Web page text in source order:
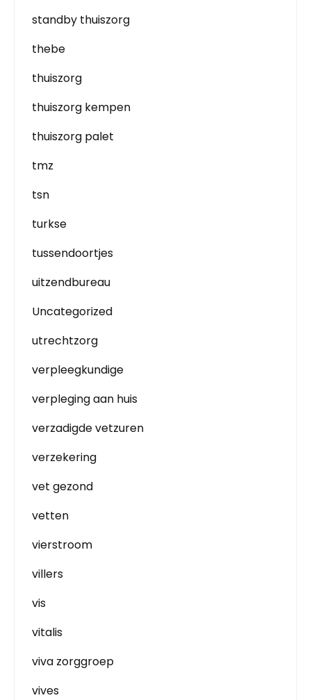
standby thuiszorg
thebe
thuiszorg
thuiszorg kempen
thuiszorg palet
tmz
tsn
turkse
tussendoortjes
uitzendbureau
Uncategorized
utrechtzorg
verpleegkundige
verpleging aan huis
verzadigde vetzuren
verzekering
vet gezond
vetten
vierstroom
villers
vis
vitalis
viva zorggroep
vives